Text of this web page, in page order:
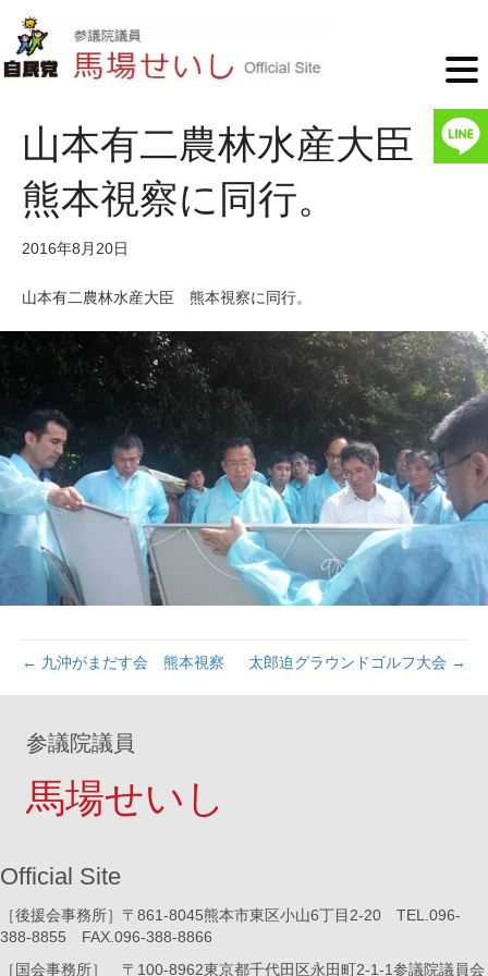
山本有二農林水産大臣
熊本視察に同行。
2016年8月20日
山本有二農林水産大臣 熊本視察に同行。
← 九沖がまだす会 熊本視察 太郎迫グラウンドゴルフ大会 →
参議院議員
馬場せいし
Official Site
［後援会事務所］〒861-8045熊本市東区小山6丁目2-20 TEL.096-
388-8855 FAX.096-388-8866
［国会事務所］ 〒100-8962東京都千代田区永田町2-1-1参議院議員会